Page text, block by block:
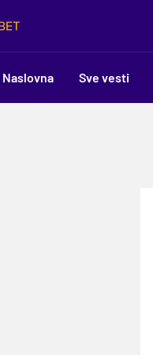
Naslovna Sve vesti